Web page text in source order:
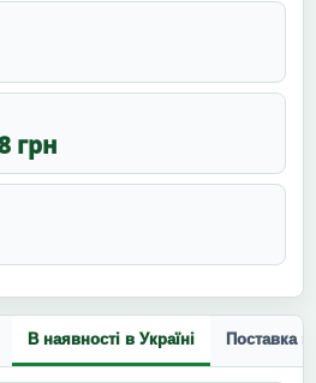
грн
В наявності в Україні Поставка